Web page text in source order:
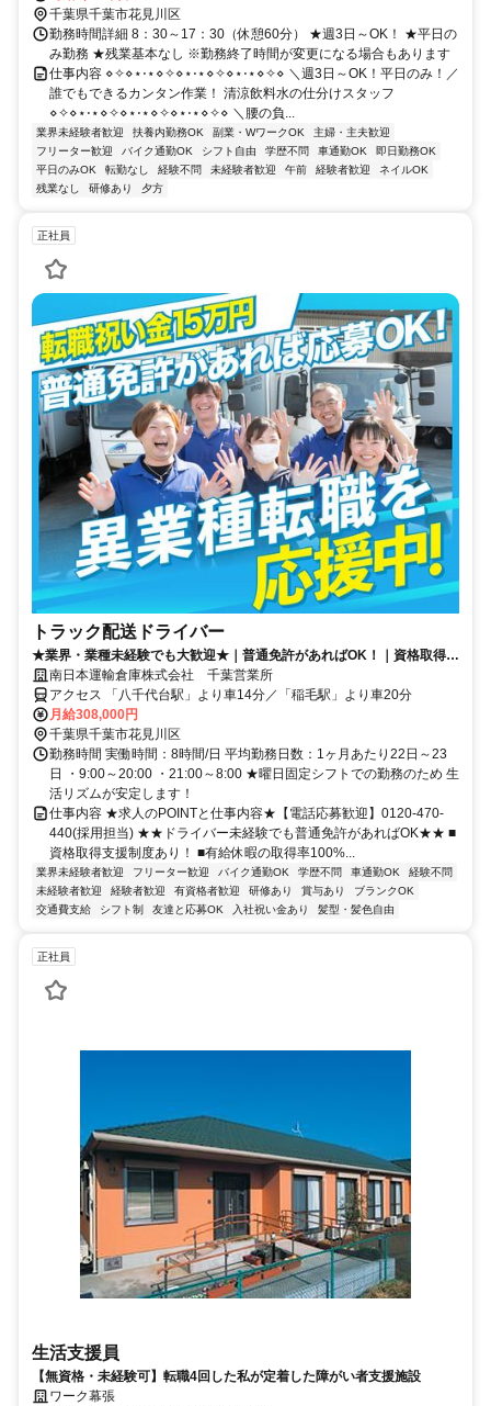
千葉県千葉市花見川区
勤務時間詳細 8：30～17：30（休憩60分） ★週3日～OK！ ★平日の
み勤務 ★残業基本なし ※勤務終了時間が変更になる場合もあります
仕事内容 ⋄✧⋄⋆⋅⋆⋄✧⋄⋆⋅⋆⋄✧⋄⋆⋅⋆⋄✧⋄ ＼週3日～OK！平日のみ！／
誰でもできるカンタン作業！ 清涼飲料水の仕分けスタッフ
⋄✧⋄⋆⋅⋆⋄✧⋄⋆⋅⋆⋄✧⋄⋆⋅⋆⋄✧⋄ ＼腰の負...
業界未経験者歓迎 扶養内勤務OK 副業・WワークOK
主婦・主夫歓迎
フリーター歓迎
バイク通勤OK シフト自由 学歴不問 車通勤OK
即日勤務OK
平日のみOK
転勤なし 経験不問 未経験者歓迎 午前 経験者歓迎
ネイルOK
残業なし
研修あり 夕方
正社員
トラック配送ドライバー
★業界・業種未経験でも大歓迎★｜普通免許があればOK！｜資格取得支
援制度あり｜有休消化率100％｜完全週休2日制｜転職祝い金15万円＋月
給30.8万円｜1日2便
南日本運輸倉庫株式会社 千葉営業所
アクセス 「八千代台駅」より車14分／「稲毛駅」より車20分
月給308,000円
千葉県千葉市花見川区
勤務時間 実働時間：8時間/日 平均勤務日数：1ヶ月あたり22日～23
日 ・9:00～20:00 ・21:00～8:00 ★曜日固定シフトでの勤務のため 生
活リズムが安定します！
仕事内容 ★求人のPOINTと仕事内容★【電話応募歓迎】0120-470-
440(採用担当) ★★ドライバー未経験でも普通免許があればOK★★ ■
資格取得支援制度あり！ ■有給休暇の取得率100%...
業界未経験者歓迎 フリーター歓迎 バイク通勤OK 学歴不問 車通勤OK
経験不問
未経験者歓迎
経験者歓迎 有資格者歓迎 研修あり 賞与あり
ブランクOK
交通費支給
シフト制 友達と応募OK 入社祝い金あり 髪型・髪色自由
正社員
生活支援員
【無資格・未経験可】転職4回した私が定着した障がい者支援施設
ワーク幕張